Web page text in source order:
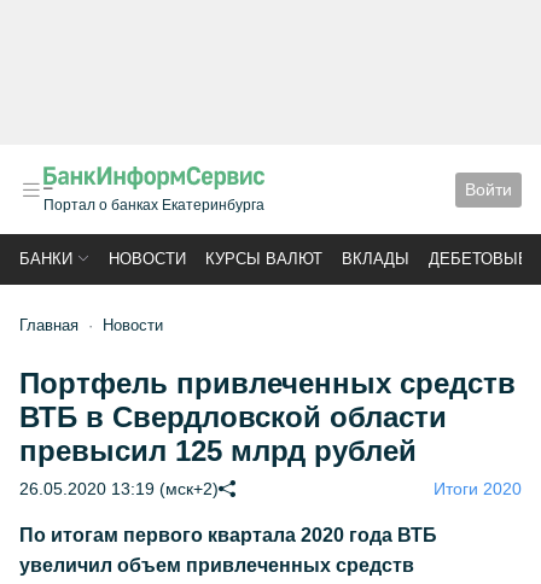
Портал о банках Екатеринбурга
Войти
БАНКИ НОВОСТИ КУРСЫ ВАЛЮТ ВКЛАДЫ ДЕБЕТОВЫЕ
Главная Новости
Портфель привлеченных средств
ВТБ в Свердловской области
превысил 125 млрд рублей
26.05.2020 13:19 (мск+2) Итоги 2020
По итогам первого квартала 2020 года ВТБ
увеличил объем привлеченных средств